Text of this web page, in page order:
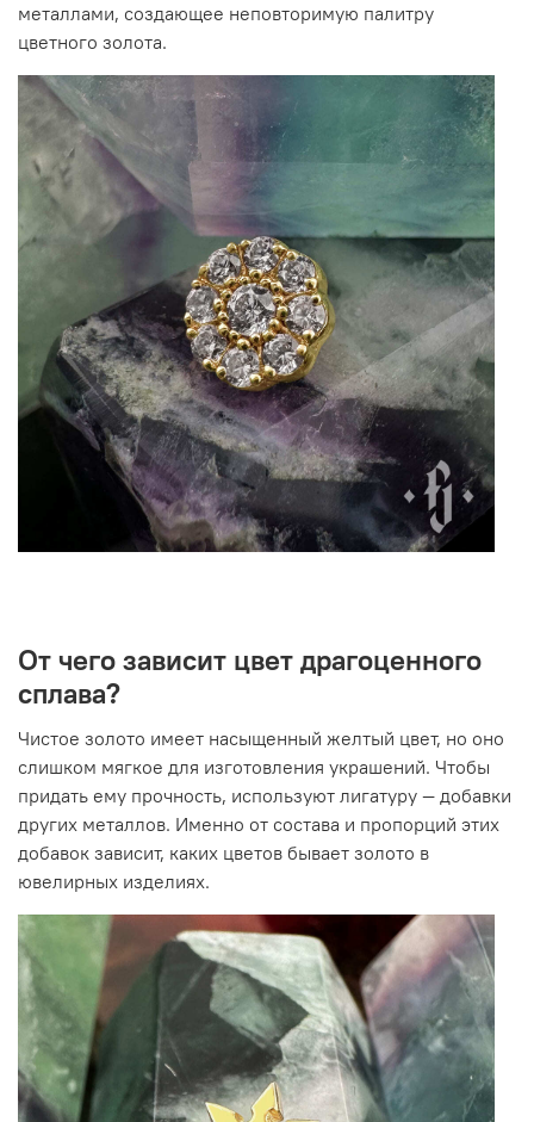
металлами, создающее неповторимую палитру
цветного золота.
От чего зависит цвет драгоценного
сплава?
Чистое золото имеет насыщенный желтый цвет, но оно
слишком мягкое для изготовления украшений. Чтобы
придать ему прочность, используют лигатуру — добавки
других металлов. Именно от состава и пропорций этих
добавок зависит, каких цветов бывает золото в
ювелирных изделиях.